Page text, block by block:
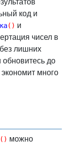
код и
( ) и
чисел в
лишних
до
много
( ) можно